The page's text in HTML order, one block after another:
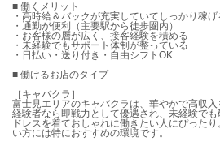
■ 働くメリット
・高時給＆バックが充実していてしっかり稼げ
・通勤が便利（主要駅から徒歩圏内）
・お客様の層が広く、接客経験を積める
・未経験でもサポート体制が整っている
・日払い・送り付き・自由シフトOK
■ 働けるお店のタイプ
［キャバクラ］
富士見エリアのキャバクラは、華やかで高収入
経験者なら即戦力として優遇され、未経験でも
ドレスを着ておしゃれに働きたい人にぴった
い方には特におすすめの環境です。